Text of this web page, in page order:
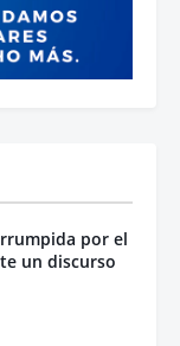
por el
un discurso